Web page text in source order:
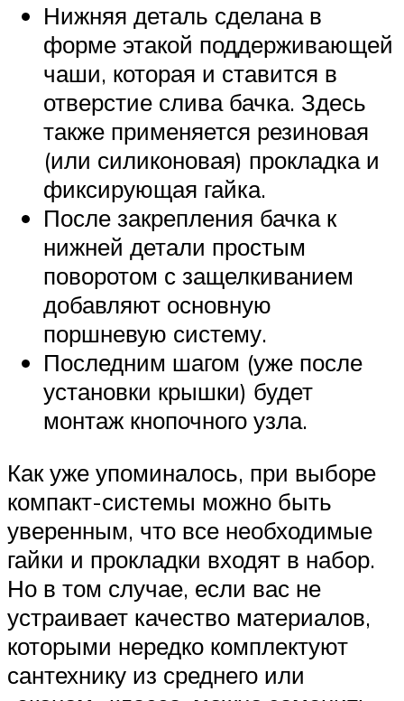
Нижняя деталь сделана в
форме этакой поддерживающей
чаши, которая и ставится в
отверстие слива бачка. Здесь
также применяется резиновая
(или силиконовая) прокладка и
фиксирующая гайка.
После закрепления бачка к
нижней детали простым
поворотом с защелкиванием
добавляют основную
поршневую систему.
Последним шагом (уже после
установки крышки) будет
монтаж кнопочного узла.
Как уже упоминалось, при выборе
компакт-системы можно быть
уверенным, что все необходимые
гайки и прокладки входят в набор.
Но в том случае, если вас не
устраивает качество материалов,
которыми нередко комплектуют
сантехнику из среднего или